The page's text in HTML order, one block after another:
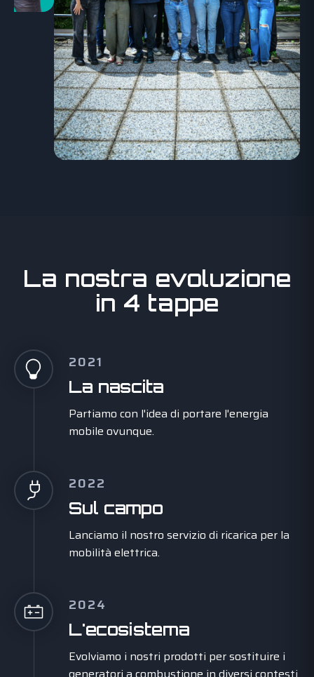
La nostra evoluzione
in 4 tappe
2021
La nascita
Partiamo con l'idea di portare l'energia
mobile ovunque.
2022
Sul campo
Lanciamo il nostro servizio di ricarica per la
mobilità elettrica.
2024
L'ecosistema
Evolviamo i nostri prodotti per sostituire i